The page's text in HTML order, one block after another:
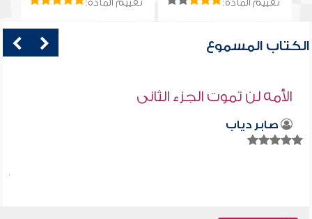
تقييم المادة: تقييم المادة:
الكتاب المسموع
الأمه لن تموت الجزء الثانى
صابر دياب